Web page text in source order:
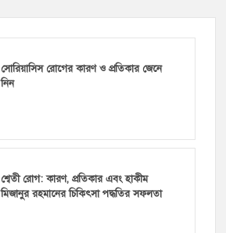
সোরিয়াসিস রোগের কারণ ও প্রতিকার জেনে
নিন
শ্বেতী রোগ: কারণ, প্রতিকার এবং হাকীম
মিজানুর রহমানের চিকিৎসা পদ্ধতির সফলতা